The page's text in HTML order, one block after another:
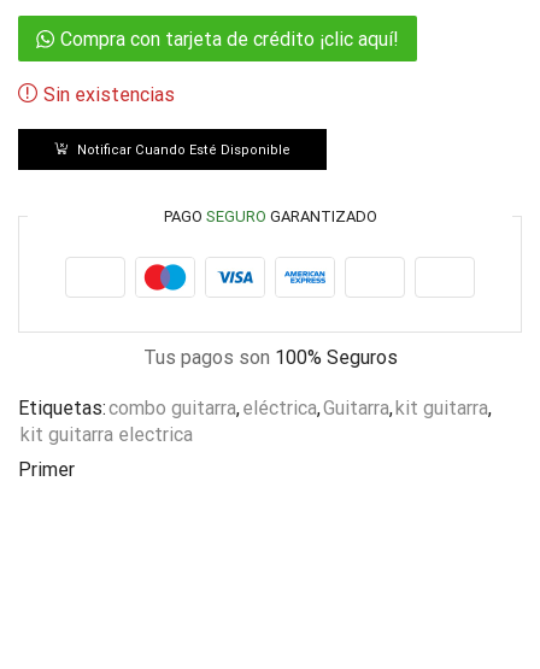
Compra con tarjeta de crédito ¡clic aquí!
Sin existencias
Notificar Cuando Esté Disponible
PAGO SEGURO GARANTIZADO
Tus pagos son 100% Seguros
Etiquetas:combo guitarra,eléctrica,Guitarra,kit guitarra,
kit guitarra electrica
Primer